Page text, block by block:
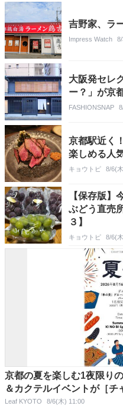
吉野家、ラ
Impress Watch
大阪発セレ
ー？」が京
FASHIONSNAP
京都駅近く
楽しめる人
キョウトピ 8/6(
【保存版】
ぶどう直売
３】
キョウトピ 8/6(
京都の夏を楽しむ1夜限り
＆カクテルイベントが［チ
Leaf KYOTO 8/6(木) 11:00